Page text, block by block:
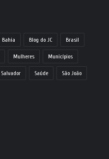
Bahia Blog do JC Brasil
Mulheres Municípios
Salvador Saúde São João